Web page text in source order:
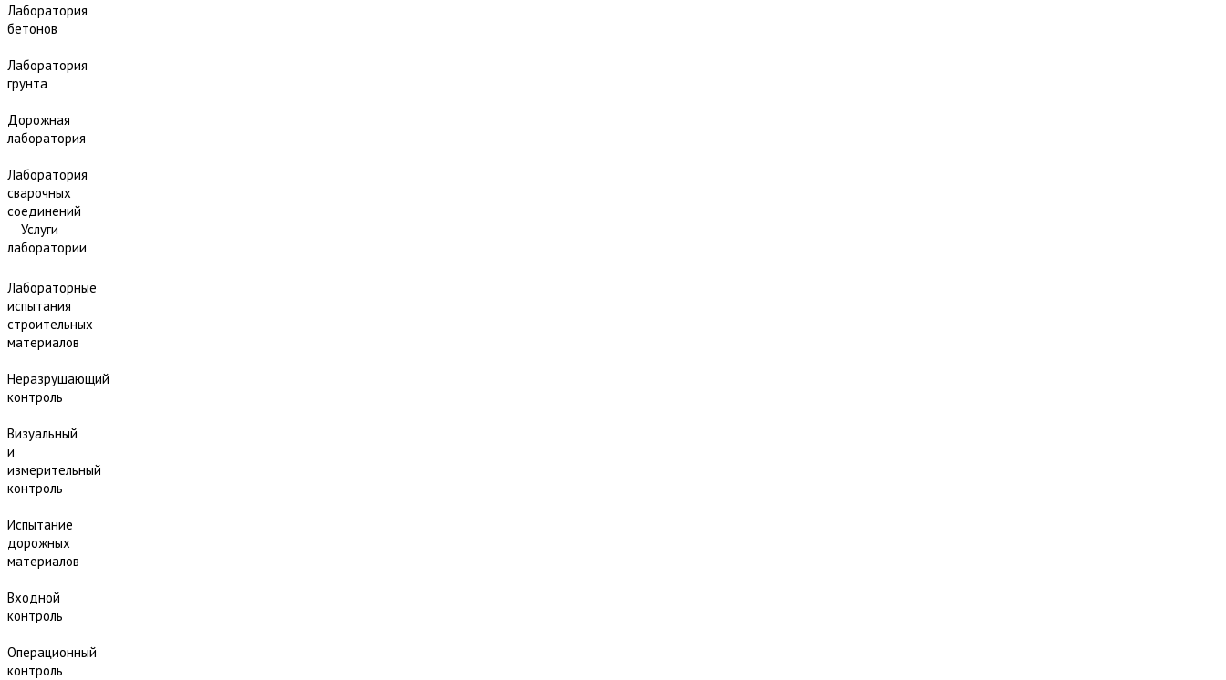
Лаборатория
бетонов
Лаборатория
грунта
Дорожная
лаборатория
Лаборатория
сварочных
соединений
Услуги
лаборатории
Лабораторные
испытания
строительных
материалов
Неразрушающий
контроль
Визуальный
и
измерительный
контроль
Испытание
дорожных
материалов
Входной
контроль
Операционный
контроль